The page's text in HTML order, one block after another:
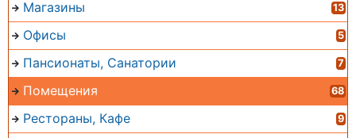
Магазины 13
Офисы 5
Пансионаты, Санатории 7
Помещения 68
Рестораны, Кафе 9